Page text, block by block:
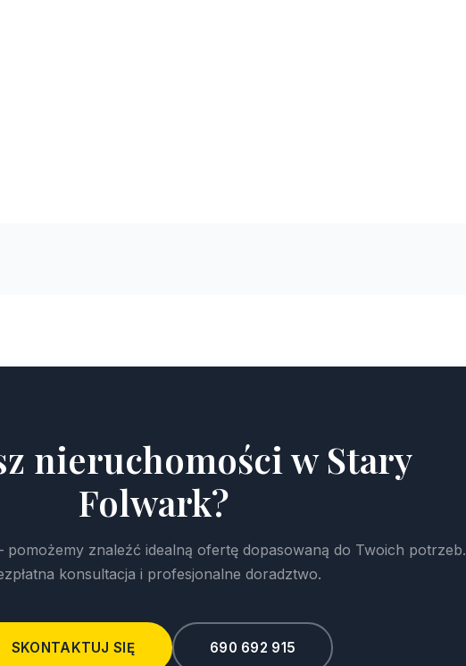
nieruchomości w Stary
Folwark?
znaleźć idealną ofertę dopasowaną do Twoich potrzeb.
konsultacja i profesjonalne doradztwo.
SKONTAKTUJ SIĘ 690 692 915